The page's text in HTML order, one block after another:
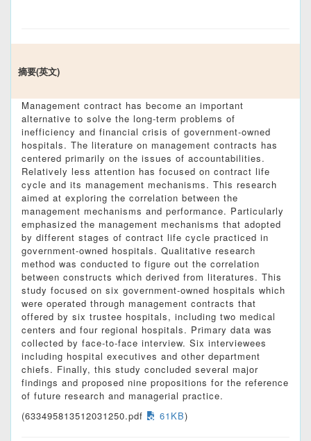
摘要(英文)
Management contract has become an important
alternative to solve the long-term problems of
inefficiency and financial crisis of government-owned
hospitals. The literature on management contracts has
centered primarily on the issues of accountabilities.
Relatively less attention has focused on contract life
cycle and its management mechanisms. This research
aimed at exploring the correlation between the
management mechanisms and performance. Particularly
emphasized the management mechanisms that adopted
by different stages of contract life cycle practiced in
government-owned hospitals. Qualitative research
method was conducted to figure out the correlation
between constructs which derived from literatures. This
study focused on six government-owned hospitals which
were operated through management contracts that
offered by six trustee hospitals, including two medical
centers and four regional hospitals. Primary data was
collected by face-to-face interview. Six interviewees
including hospital executives and other department
chiefs. Finally, this study concluded several major
findings and proposed nine propositions for the reference
of future research and managerial practice.
(633495813512031250.pdf
61KB)